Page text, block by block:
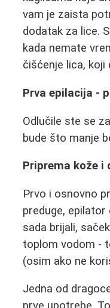
vam je zaista
dodatak za lice.
kada nemate
čišćenje lica, koji
Prva epilacija -
Odlučile ste se
bude što manje
Priprema kože i
Prvo i osnovno
preduge,
sada brijali,
toplom vodom -
(osim ako ne
Jedna od